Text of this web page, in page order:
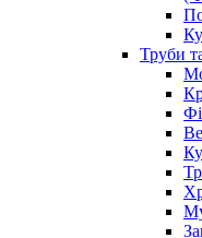
Труби